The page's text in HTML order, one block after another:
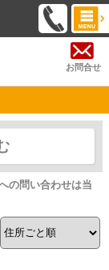
お問合せ
の問い合わせは当